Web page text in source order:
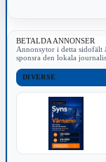
BETALDA ANNONSER
Annonsytor i detta sidofält
sponsra den lokala
DIVERSE